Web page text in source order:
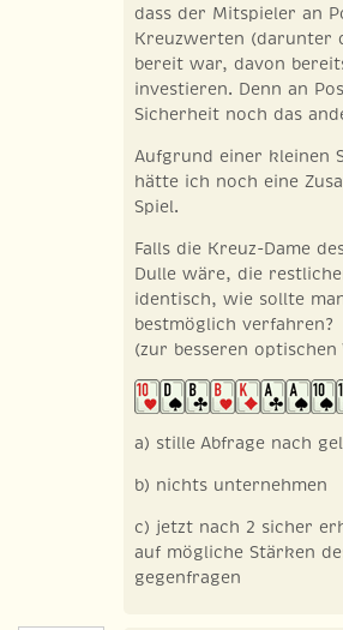
dass der Mitspieler an
Kreuzwerten (darunter
bereit war, davon
investieren. Denn an
Sicherheit noch das
Aufgrund einer kleinen
hätte ich noch eine
Spiel.
Falls die Kreuz-Dame
Dulle wäre, die
identisch, wie sollte
bestmöglich verfahren?
(zur besseren optischen
a) stille Abfrage nach
b) nichts unternehmen
c) jetzt nach 2 sicher
auf mögliche Stärken
gegenfragen